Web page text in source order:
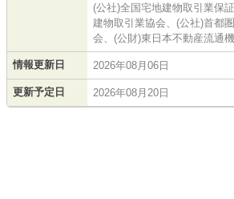
(公社)全国宅地建物取引業保
建物取引業協会、(公社)首都
会、(公財)東日本不動産流通
情報更新日 2026年08月06日
更新予定日 2026年08月20日